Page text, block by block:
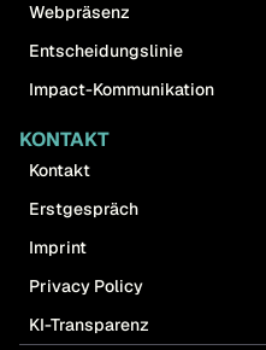
Webpräsenz
Entscheidungslinie
Impact-Kommunikation
KONTAKT
Kontakt
Erstgespräch
Imprint
Privacy Policy
KI-Transparenz